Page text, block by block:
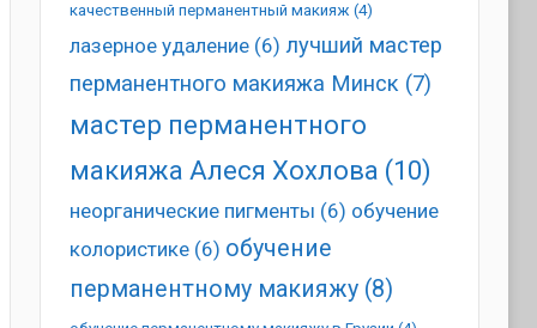
качественный перманентный макияж (4)
лазерное удаление(6) лучший мастер
перманентного макияжа Минск (7)
мастер перманентного
макияжа Алеся Хохлова (10)
неорганические пигменты (6) обучение
колористике(6) обучение
перманентному макияжу(8)